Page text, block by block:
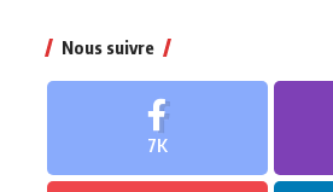
Nous suivre
7K